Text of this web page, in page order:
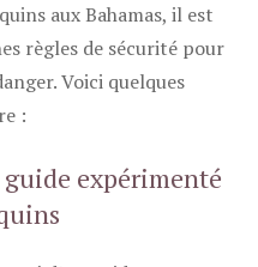
aux Bahamas, il est
règles de sécurité pour
Voici quelques
:
guide expérimenté